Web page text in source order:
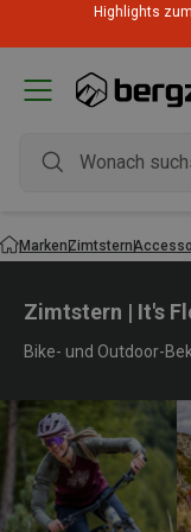
Highlights
MarkenZimtstern
Zimtstern | It's
Bike- und Outdoor-